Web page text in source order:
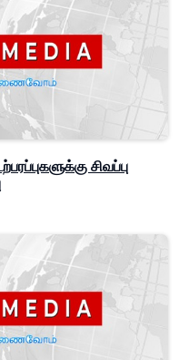
சிவப்பு